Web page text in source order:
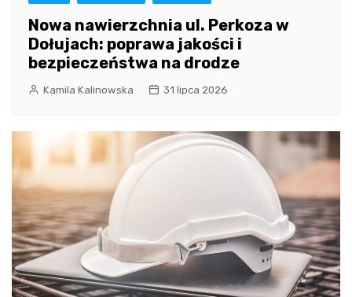
Nowa nawierzchnia ul. Perkoza w
Dołujach: poprawa jakości i
bezpieczeństwa na drodze
Kamila Kalinowska 31 lipca 2026